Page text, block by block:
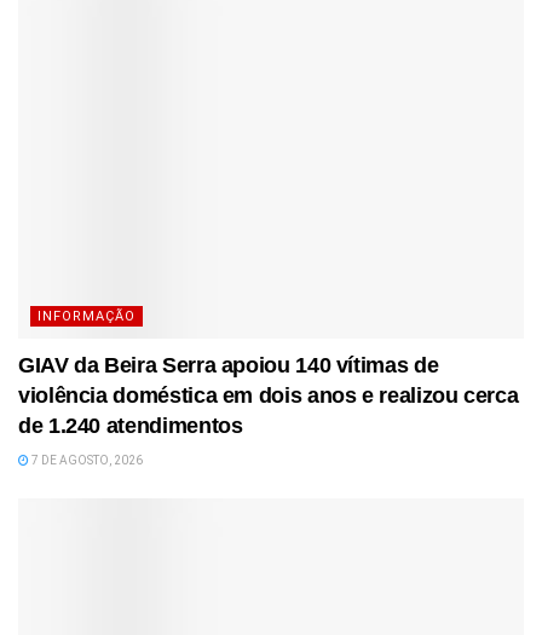
INFORMAÇÃO
GIAV da Beira Serra apoiou 140 vítimas de
violência doméstica em dois anos e realizou cerca
de 1.240 atendimentos
7 DE AGOSTO, 2026